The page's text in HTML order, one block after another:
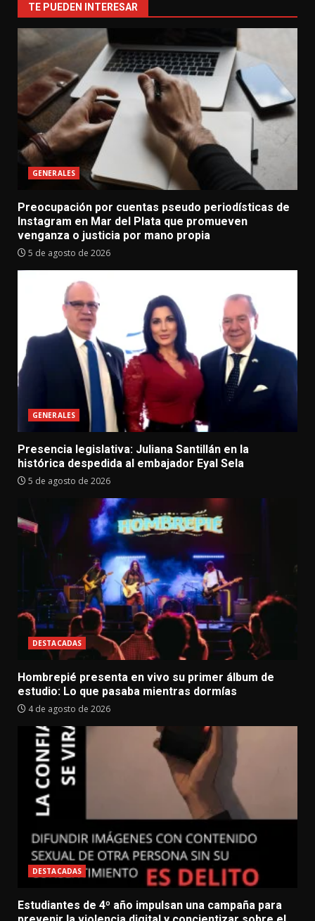
TE PUEDEN INTERESAR
GENERALES
Preocupación por cuentas pseudo periodísticas de
Instagram en Mar del Plata que promueven
venganza o justicia por mano propia
5 de agosto de 2026
GENERALES
Presencia legislativa: Juliana Santillán en la
histórica despedida al embajador Eyal Sela
5 de agosto de 2026
DESTACADAS
Hombrepié presenta en vivo su primer álbum de
estudio: Lo que pasaba mientras dormías
4 de agosto de 2026
DESTACADAS
Estudiantes de 4º año impulsan una campaña para